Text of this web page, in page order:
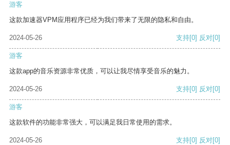
游客
这款加速器VPM应用程序已经为我们带来了无限的隐私和自由。
2024-05-26 支持[0] 反对[0]
游客
这款app的音乐资源非常优质，可以让我尽情享受音乐的魅力。
2024-05-26 支持[0] 反对[0]
游客
这款软件的功能非常强大，可以满足我日常使用的需求。
2024-05-26 支持[0] 反对[0]